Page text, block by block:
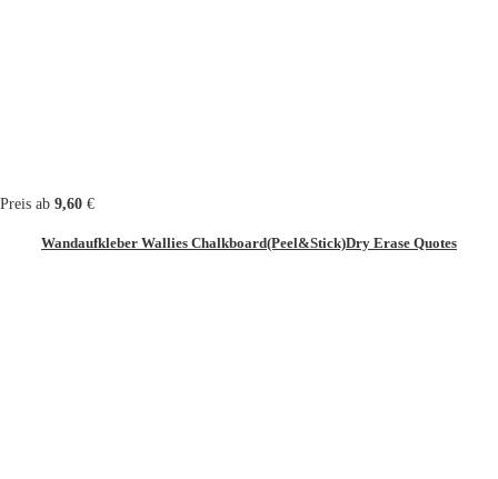
Preis ab 9,60 €
Wandaufkleber Wallies Chalkboard(Peel&Stick)Dry Erase Quotes